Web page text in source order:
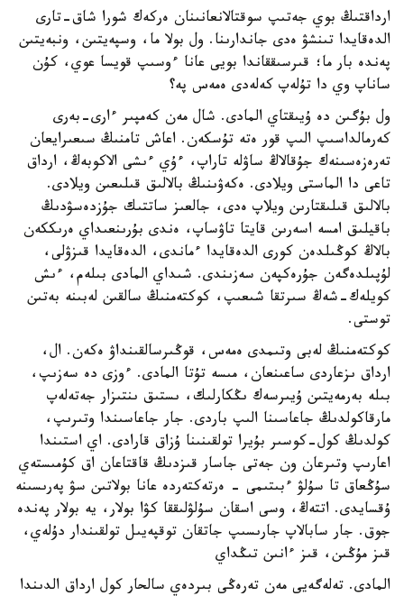
ارداقتىڭ بوي جەتىپ سوقتالانعانىنان ەركەك شورا شاق-تارى
الدەقايدا تىنشۋ ەدى جاندارىنا. ول بولا ما، وسپەيتىن، ونبەيتىن
پەندە بار ما؛ قىرسىققاندا بويى عانا ءوسىپ قويسا عوي، كۇن
ساناپ وي دا تۇلەپ كەلەدى ەمەس پە؟
ول بۇگىن دە ۇيىقتاي المادى. شال مەن كەمپىر ءارى-بەرى
كەرمالداسىپ الىپ قور ەتە تۇسكەن. اعاش تامنىڭ سىعىرايعان
تەرەزەسىنەك جۇقالاڭ ساۋلە تاراپ، ءۇي ءىشى الاكوبەڭ، ارداق
تاعى دا الماستى ويلادى. ەكەۋىنىڭ بالالىق قىلىعىن ويلادى.
بالالىق قىلىقتارىن ويلاپ ەدى، جالعىز ساتتىك جۇزدەسۋدىڭ
باقيلىق امسە اسەرىن قايتا تاۋساپ، ەندى بۇرىنعىداي ەرىككەن
بالاڭ كوڭىلدەن كورى الدەقايدا ءماندى، الدەقايدا قىزۋلى،
لۇپىلدەگەن جۇرەكپەن سەزىندى. شىداي المادى بىلەم، ءىش
كويلەك-شەڭ سىرتقا شىعىپ، كوكتەمنىڭ سالقىن لەبىنە بەتىن
توستى.
كوكتەمنىڭ لەبى وتىمدى ەمەس، قوڭىرسالقىنداۋ ەكەن. ال،
ارداق ىزعاردى ساعىنعان، مىسە تۇتا المادى. ءوزى دە سەزىپ،
بىلە بەرمەيتىن ۇيىرسەك ىڭكارلىك، ىستىق ىنتىزار جەتەلەپ
مارقاكولدىڭ جاعاسىنا الىپ باردى. جار جاعاسىندا وتىرىپ،
كولدىڭ كول-كوسىر بۇيرا تولقىنىنا ۇزاق قارادى. اي استىندا
اعارىپ وتىرعان ون جەتى جاسار قىزدىڭ قاقتاعان اق كۇمىستەي
سۇڭعاق تا سۇلۋ ءبىتىمى - ەرتەكتەردە عانا بولاتىن سۋ پەرىسىنە
ۇقسايدى. اتتەڭ، وسى اسقان سۇلۋلىققا كۋا بولار، يە بولار پەندە
جوق. جار سابالاپ جارىسىپ جاتقان توقپەيىل تولقىندار دۇلەي،
قىز مۇڭىن، قىز ءانىن تىڭداي
المادى. تەلەگەيى مەن تەرەڭى بىردەي سالحار كول ارداق الدىندا